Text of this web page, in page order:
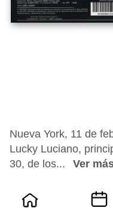
Nueva York, 11 de
Lucky Luciano,
30, de los...
Ver